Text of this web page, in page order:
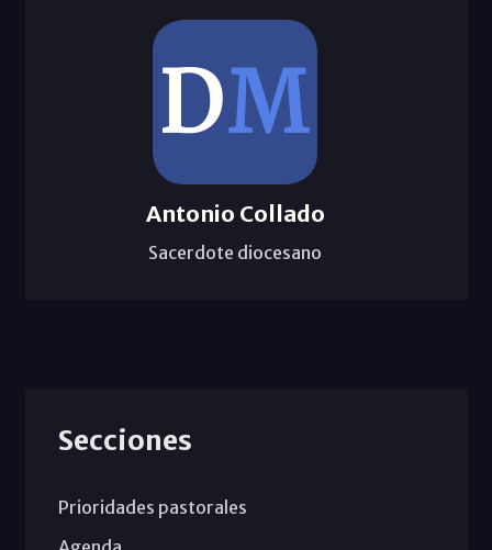
Antonio Collado
Sacerdote diocesano
Secciones
Prioridades pastorales